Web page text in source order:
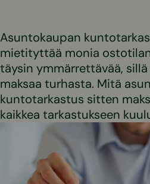
Asuntokaupan
mietityttää monia
täysin ymmärrettävää,
maksaa turhasta. Mitä
kuntotarkastus sitten
kaikkea tarkastukseen